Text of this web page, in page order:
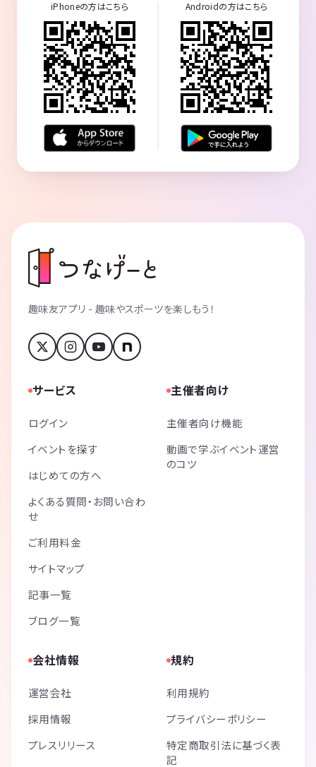
iPhoneの方はこちら Androidの方はこちら
趣味友アプリ - 趣味やスポーツを楽しもう！
サービス
ログイン
イベントを探す
はじめての方へ
よくある質問・お問い合わ
せ
ご利用料金
サイトマップ
記事一覧
ブログ一覧
主催者向け
主催者向け機能
動画で学ぶイベント運営
のコツ
会社情報
運営会社
採用情報
プレスリリース
規約
利用規約
プライバシーポリシー
特定商取引法に基づく表
記